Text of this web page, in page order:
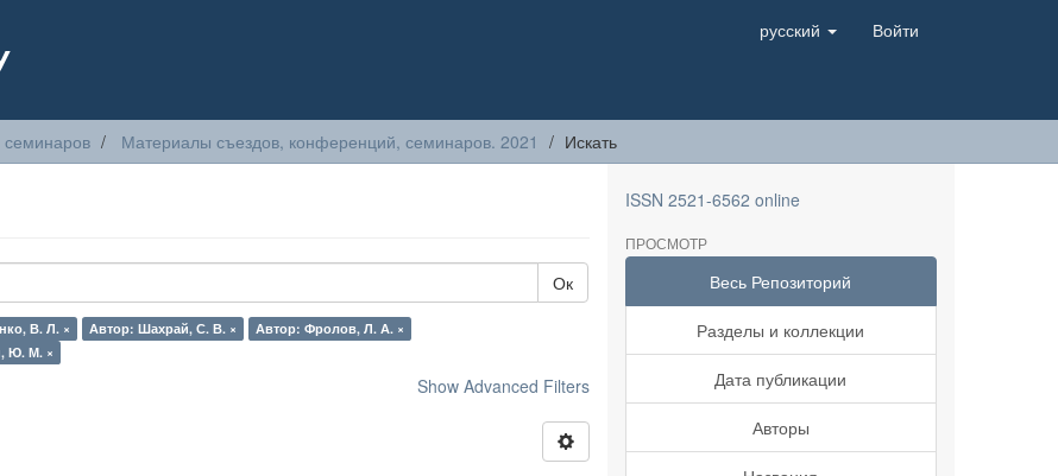
русский Войти
Материалы съездов, конференций, семинаров. 2021 Искать
Ок
В. Л. × Автор: Шахрай, С. В. ×
Автор: Фролов, Л. А. ×
Ю. М. ×
Show Advanced Filters
ISSN 2521-6562 online
ПРОСМОТР
Весь Репозиторий
Разделы и коллекции
Дата публикации
Авторы